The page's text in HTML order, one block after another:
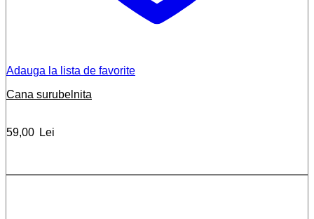
Adauga la lista de favorite
Cana surubelnita
59,00 Lei